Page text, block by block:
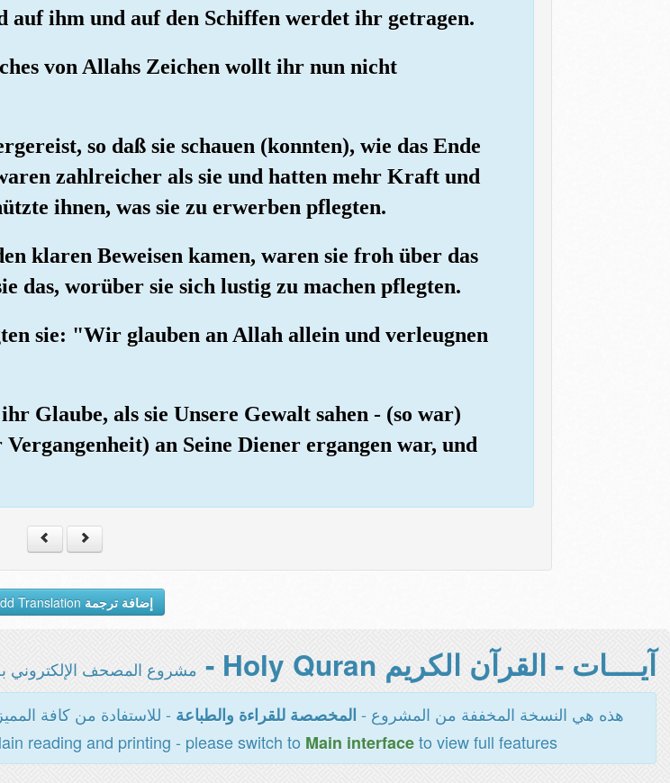
ihm und auf den Schiffen werdet ihr getragen.
von Allahs Zeichen wollt ihr nun nicht
so daß sie schauen (konnten), wie das Ende
zahlreicher als sie und hatten mehr Kraft und
ihnen, was sie zu erwerben pflegten.
klaren Beweisen kamen, waren sie froh über das
das, worüber sie sich lustig zu machen pflegten.
sie: "Wir glauben an Allah allein und verleugnen
Glaube, als sie Unsere Gewalt sahen - (so war)
an Seine Diener ergangen war, und
إضافة ترجمة
آيــــات - القرآن الكريم Holy Quran - مشروع المصحف الإلكتروني
هذه هي النسخة المخففة من المشروع - المخصصة للقراءة والطباعة - للاستفادة من كافة
reading and printing - please switch to Main interfaceto view full features